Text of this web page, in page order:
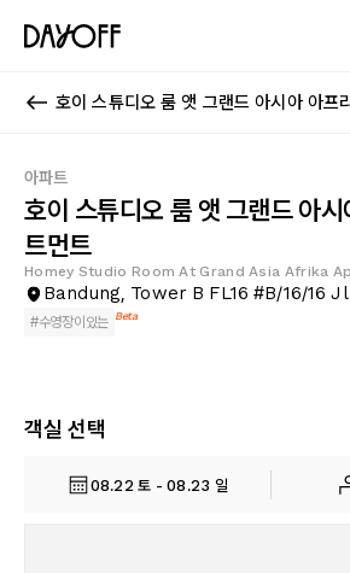
호이 스튜디오 룸 앳 그랜드 아시아 아프
아파트
호이 스튜디오 룸 앳 그랜드 아
트먼트
Homey Studio Room At Grand Asia Afrika
Bandung, Tower B FL16 #B/16/16
#수영장이있는 Beta
객실 선택
08.22 토 - 08.23 일